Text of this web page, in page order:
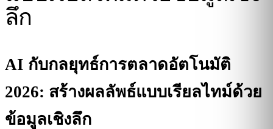
ลึก
AI กับกลยุทธ์การตลาดอัตโนมัติ
2026: สร้างผลลัพธ์แบบเรียลไทม์ด้วย
ข้อมูลเชิงลึก